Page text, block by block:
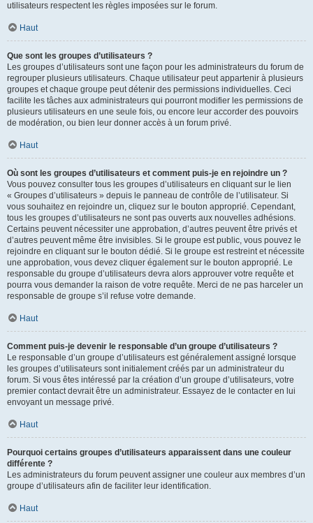
utilisateurs respectent les règles imposées sur le forum.
Haut
Que sont les groupes d’utilisateurs ?
Les groupes d’utilisateurs sont une façon pour les administrateurs du forum de
regrouper plusieurs utilisateurs. Chaque utilisateur peut appartenir à plusieurs
groupes et chaque groupe peut détenir des permissions individuelles. Ceci
facilite les tâches aux administrateurs qui pourront modifier les permissions de
plusieurs utilisateurs en une seule fois, ou encore leur accorder des pouvoirs
de modération, ou bien leur donner accès à un forum privé.
Haut
Où sont les groupes d’utilisateurs et comment puis-je en rejoindre un ?
Vous pouvez consulter tous les groupes d’utilisateurs en cliquant sur le lien
« Groupes d’utilisateurs » depuis le panneau de contrôle de l’utilisateur. Si
vous souhaitez en rejoindre un, cliquez sur le bouton approprié. Cependant,
tous les groupes d’utilisateurs ne sont pas ouverts aux nouvelles adhésions.
Certains peuvent nécessiter une approbation, d’autres peuvent être privés et
d’autres peuvent même être invisibles. Si le groupe est public, vous pouvez le
rejoindre en cliquant sur le bouton dédié. Si le groupe est restreint et nécessite
une approbation, vous devez cliquer également sur le bouton approprié. Le
responsable du groupe d’utilisateurs devra alors approuver votre requête et
pourra vous demander la raison de votre requête. Merci de ne pas harceler un
responsable de groupe s’il refuse votre demande.
Haut
Comment puis-je devenir le responsable d’un groupe d’utilisateurs ?
Le responsable d’un groupe d’utilisateurs est généralement assigné lorsque
les groupes d’utilisateurs sont initialement créés par un administrateur du
forum. Si vous êtes intéressé par la création d’un groupe d’utilisateurs, votre
premier contact devrait être un administrateur. Essayez de le contacter en lui
envoyant un message privé.
Haut
Pourquoi certains groupes d’utilisateurs apparaissent dans une couleur
différente ?
Les administrateurs du forum peuvent assigner une couleur aux membres d’un
groupe d’utilisateurs afin de faciliter leur identification.
Haut